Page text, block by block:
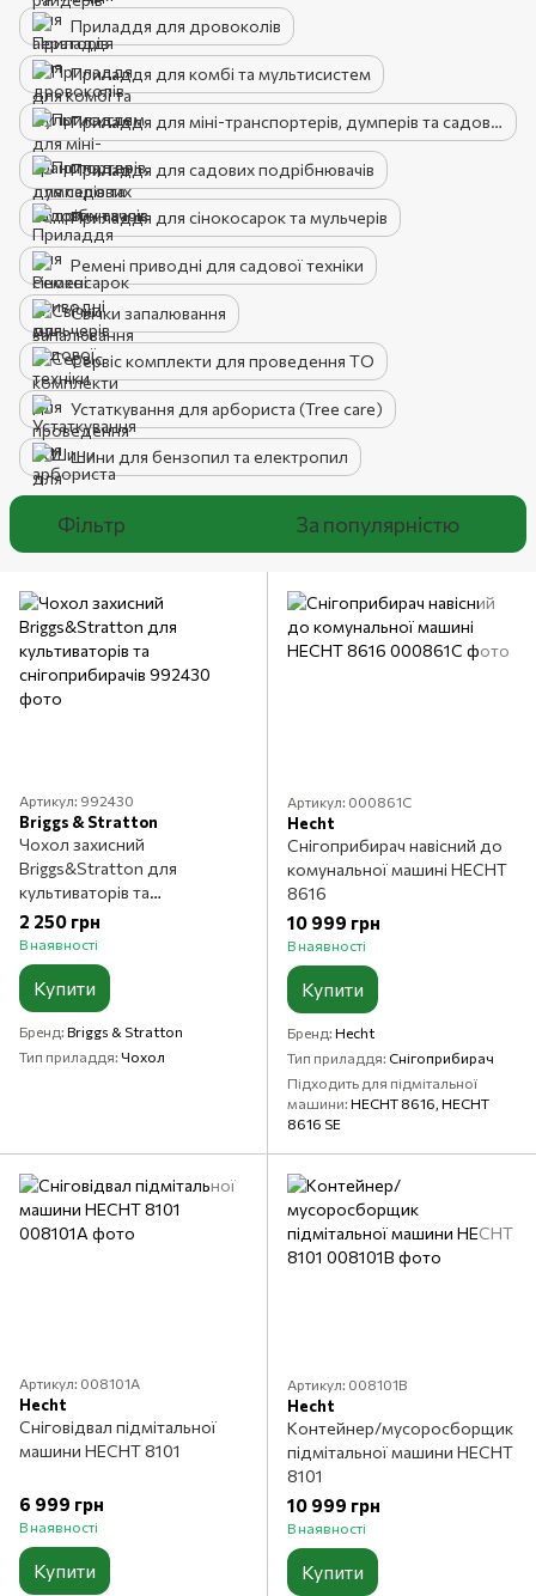
Приладдя для дровоколів
Приладдя для комбі та мультисистем
Приладдя для міні-транспортерів, думперів та садових тачок
Приладдя для садових подрібнювачів
Приладдя для сінокосарок та мульчерів
Ремені приводні для садової техніки
Свічки запалювання
Сервіс комплекти для проведення ТО
Устаткування для арбориста (Tree care)
Шини для бензопил та електропил
Фільтр За популярністю
Артикул: 992430
Briggs & Stratton
Чохол захисний
Briggs&Stratton для
культиваторів та
снігоприбирачів
2 250 грн
В наявності
Купити
Бренд Briggs & Stratton
Тип приладдя Чохол
Артикул: 000861C
Hecht
Снігоприбирач навісний до
комунальної машині HECHT
8616
10 999 грн
В наявності
Купити
Бренд Hecht
Тип приладдя Снігоприбирач
Підходить для підмітальної
машини HECHT 8616, HECHT
8616 SE
Артикул: 008101A
Hecht
Сніговідвал підмітальної
машини HECHT 8101
6 999 грн
В наявності
Купити
Артикул: 008101B
Hecht
Контейнер/мусоросборщик
підмітальної машини HECHT
8101
10 999 грн
В наявності
Купити